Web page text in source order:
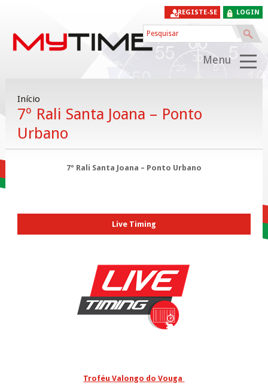
LOGIN
REGISTE-SE
Menu
Início
7º Rali Santa Joana – Ponto
Urbano
7º Rali Santa Joana – Ponto Urbano
Live Timing
Troféu Valongo do Vouga